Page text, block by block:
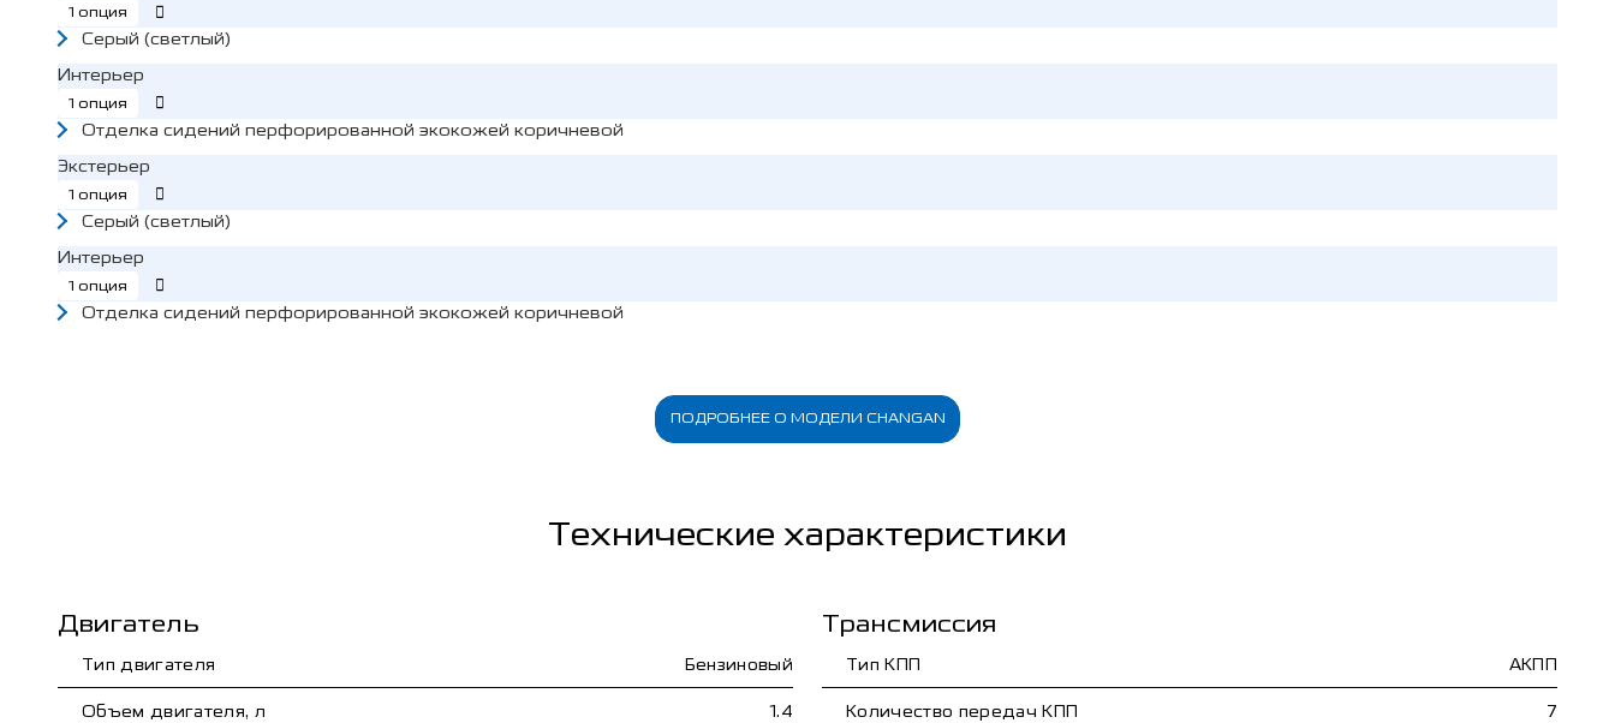
1 опция
Серый (светлый)
Интерьер
1 опция
Отделка сидений перфорированной экокожей коричневой
Экстерьер
1 опция
Серый (светлый)
Интерьер
1 опция
Отделка сидений перфорированной экокожей коричневой
ПОДРОБНЕЕ О МОДЕЛИ CHANGAN
Технические характеристики
Двигатель
Тип двигателя Бензиновый
Объем двигателя, л 1.4
Трансмиссия
Тип КПП АКПП
Количество передач КПП 7